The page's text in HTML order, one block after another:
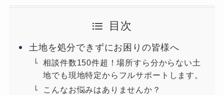
目次
土地を処分できずにお困りの皆様へ
相談件数150件超！場所すら分からない土
地でも現地特定からフルサポートします。
こんなお悩みはありませんか？